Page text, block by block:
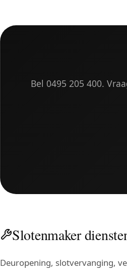
Bel 0495 205 400.
Slotenmaker
Deuropening, slotvervanging,